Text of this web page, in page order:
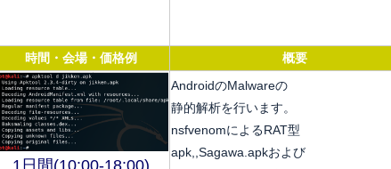
時間・会場・価格例 概要
AndroidのMalwareの
静的解析を行います。
nsfvenomによるRAT型
apk,,Sagawa.apkおよび